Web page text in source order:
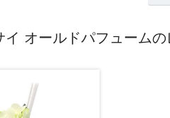
オールドパフュームの